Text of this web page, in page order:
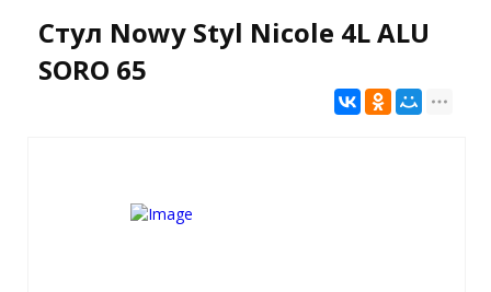
Стул Nowy Styl Nicole 4L ALU
SORO 65